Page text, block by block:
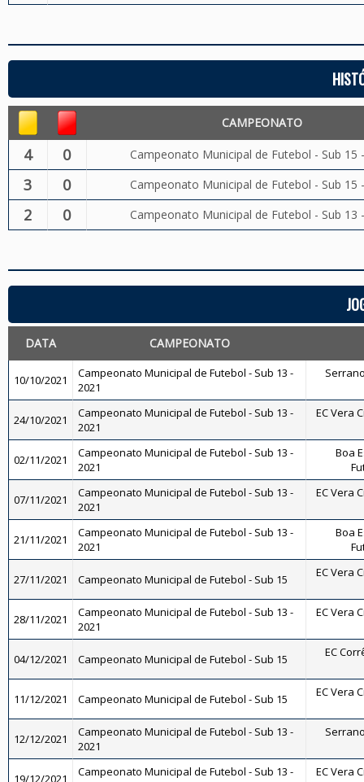
CAMPEONATO
4 0 Campeonato Municipal de Futebol - Sub 15
3 0 Campeonato Municipal de Futebol - Sub 15
2 0 Campeonato Municipal de Futebol - Sub 13
DATA CAMPEONATO
10/10/2021
Campeonato Municipal de Futebol - Sub 13 -
2021
24/10/2021
Campeonato Municipal de Futebol - Sub 13 -
2021
EC Vera
02/11/2021
Campeonato Municipal de Futebol - Sub 13 -
2021
Boa
07/11/2021
Campeonato Municipal de Futebol - Sub 13 -
2021
EC Vera
21/11/2021
Campeonato Municipal de Futebol - Sub 13 -
2021
Boa
27/11/2021 Campeonato Municipal de Futebol - Sub 15 EC Vera
28/11/2021
Campeonato Municipal de Futebol - Sub 13 -
2021
EC Vera
04/12/2021 Campeonato Municipal de Futebol - Sub 15 EC
11/12/2021 Campeonato Municipal de Futebol - Sub 15 EC Vera
12/12/2021
Campeonato Municipal de Futebol - Sub 13 -
2021
19/12/2021
Campeonato Municipal de Futebol - Sub 13 -
EC Vera